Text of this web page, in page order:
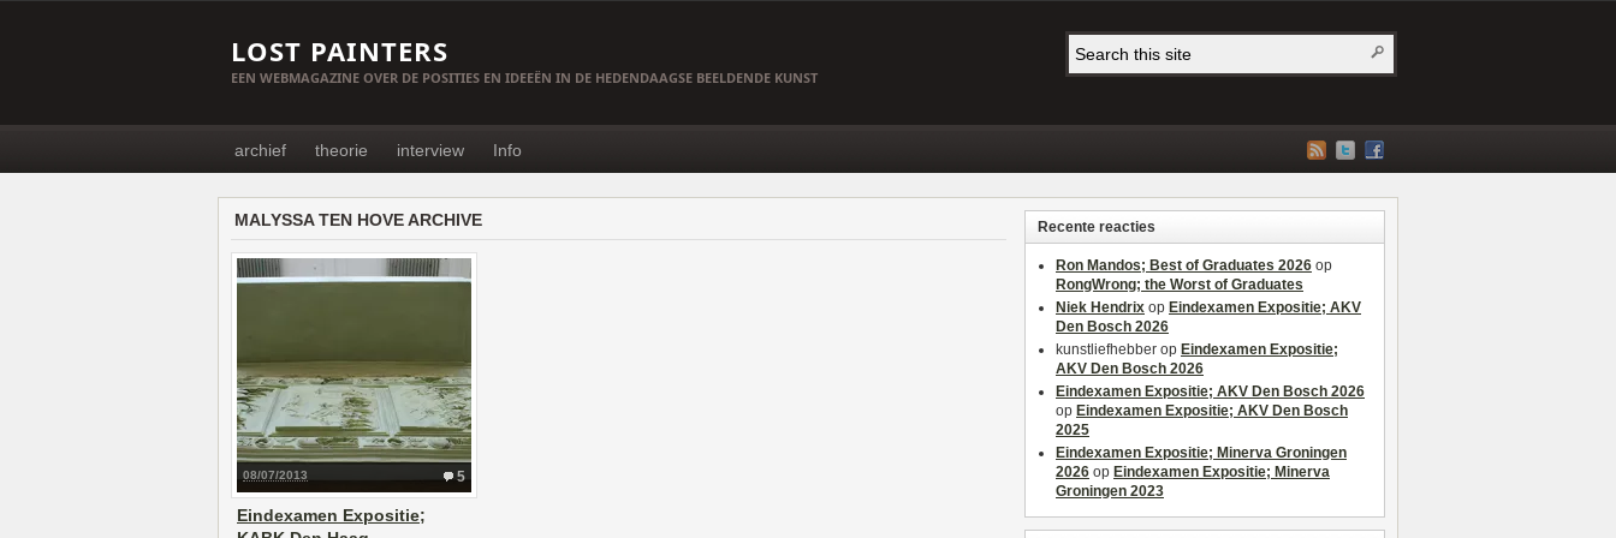
LOST PAINTERS
EEN WEBMAGAZINE OVER DE POSITIES EN IDEEËN IN DE HEDENDAAGSE BEELDENDE KUNST
archief theorie interview Info
MALYSSA TEN HOVE ARCHIVE
5
08/07/2013
Eindexamen Expositie;
Recente reacties
Ron Mandos; Best of Graduates 2026 op
RongWrong; the Worst of Graduates
Niek Hendrix op Eindexamen Expositie; AKV
Den Bosch 2026
kunstliefhebber op Eindexamen Expositie;
AKV Den Bosch 2026
Eindexamen Expositie; AKV Den Bosch 2026
op Eindexamen Expositie; AKV Den Bosch
2025
Eindexamen Expositie; Minerva Groningen
2026 op Eindexamen Expositie; Minerva
Groningen 2023